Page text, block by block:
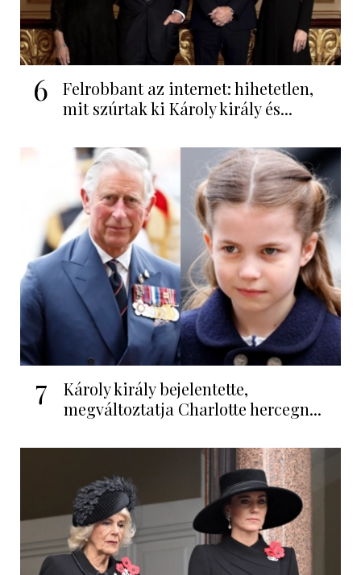
6
Felrobbant az internet: hihetetlen,
mit szúrtak ki Károly király és...
7
Károly király bejelentette,
megváltoztatja Charlotte hercegn...